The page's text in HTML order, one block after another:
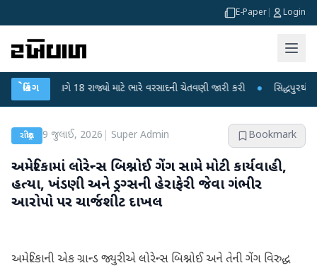
E-Paper Login
બ્રેકિંગ
વિભાગે 18 રાજ્યો માટે ભારે વરસાદની ચેતવણી જારી કરી ● સિદ્ધપુરથી બોમ્બ
રાષ્ટ્રીય 9 જુલાઈ, 2026 Super Admin Bookmark
અમેરિકામાં લોરેન્સ બિશ્નોઈ ગેંગ સામે મોટી કાર્યવાહી,
હત્યા, ખંડણી અને ડ્રગ્સની હેરાફેરી જેવા ગંભીર
આરોપો પર ચાર્જશીટ દાખલ
અમેરિકાની એક ગ્રાન્ડ જ્યુરીએ લોરેન્સ બિશ્નોઈ અને તેની ગેંગ વિરુદ્ધ